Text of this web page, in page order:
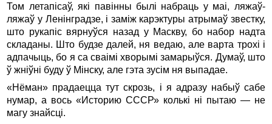
Том летапісаў, які павінны былі набраць у маі, ляжаў-
ляжаў у Ленінградзе, і заміж карэктуры атрымаў звестку,
што рукапіс вярнуўся назад у Маскву, бо набор надта
складаны. Што будзе далей, ня ведаю, але варта трохі і
адпачыць, бо я са сваімі хворымі замарыўся. Думаў, што
ў жніўні буду ў Мінску, але гэта зусім ня выпадае.
«Нёман» прадаецца тут скрозь, і я адразу набыў сабе
нумар, а вось «Историю СССР» колькі ні пытаю — не
магу знайсці.